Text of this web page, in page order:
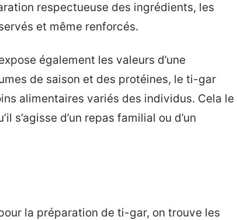
respectueuse des ingrédients, les
et même renforcés.
également les valeurs d’une
de saison et des protéines, le ti-gar
alimentaires variés des individus. Cela le
s’agisse d’un repas familial ou d’un
la préparation de ti-gar, on trouve les